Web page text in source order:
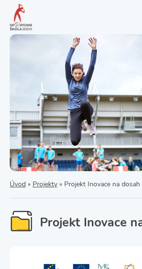
Úvod » Projekty » Projekt Inovace na dosah
Projekt Inovace